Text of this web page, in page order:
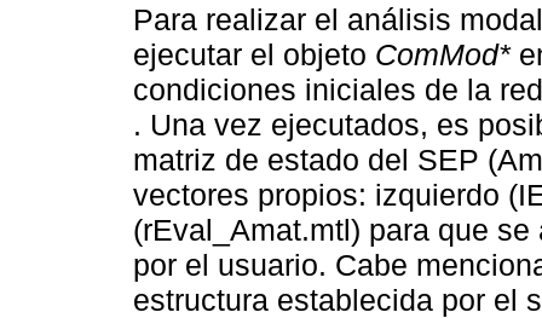
Para realizar el análisis
ejecutar el objeto ComMod*
condiciones iniciales de la
. Una vez ejecutados, es
matriz de estado del SEP
vectores propios: izquierdo
(rEval_Amat.mtl) para que
por el usuario. Cabe
estructura establecida por el